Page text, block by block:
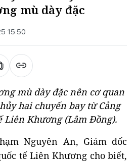
mù dày đặc
15:50
mù dày đặc nên cơ quan
hai chuyến bay từ Cảng
Liên Khương (Lâm Đồng).
Nguyên An, Giám đốc
tế Liên Khương cho biết,